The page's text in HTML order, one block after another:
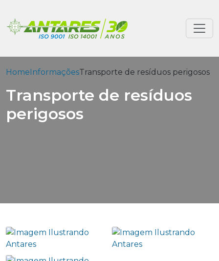
HomeInformaçõesTransporte de resíduos perigosos
Transporte de resíduos
perigosos